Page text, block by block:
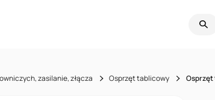
zasilanie, złącza Osprzęt tablicowy Osprzęt